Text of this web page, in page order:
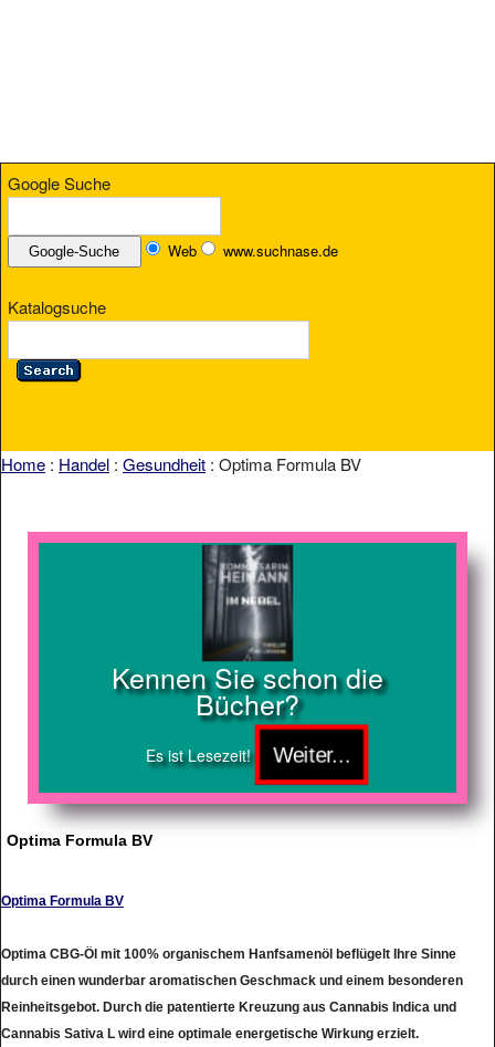
Google Suche
Web www.suchnase.de
Katalogsuche
Home : Handel : Gesundheit : Optima Formula BV
Kennen Sie schon die
Bücher?
Es ist Lesezeit!
Optima Formula BV
Optima Formula BV
Optima CBG-Öl mit 100% organischem Hanfsamenöl beflügelt Ihre Sinne
durch einen wunderbar aromatischen Geschmack und einem besonderen
Reinheitsgebot. Durch die patentierte Kreuzung aus Cannabis Indica und
Cannabis Sativa L wird eine optimale energetische Wirkung erzielt.